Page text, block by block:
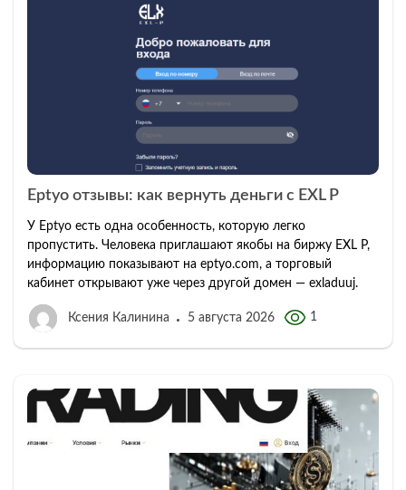
Eptyo отзывы: как вернуть деньги с EXL P
У Eptyo есть одна особенность, которую легко
пропустить. Человека приглашают якобы на биржу EXL P,
информацию показывают на eptyo.com, а торговый
кабинет открывают уже через другой домен — exladuuj.
Ксения Калинина 5 августа 2026 1